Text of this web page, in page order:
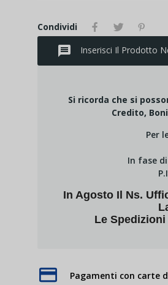
Condividi
message Inserisci Il Prodotto
Si ricorda che si
Credito,
Per
In fase
In Agosto Il Ns.
Le Spedizioni
Pagamenti con carte